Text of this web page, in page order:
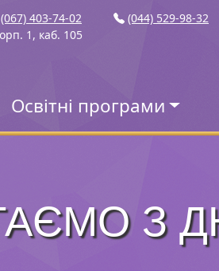
Освітні програми
(067) 403-74-02
(044) 529-98-32
1, каб. 105
З